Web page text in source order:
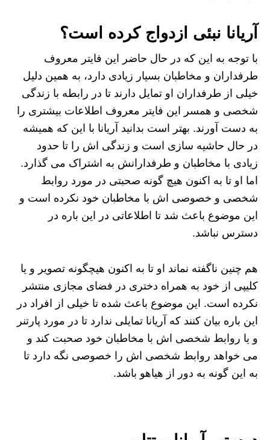
آریانا نبئی ازدواج کرده است؟
با توجه به این که در حال حاضر این فایتر معروف
طرفداران و مخاطبان بسیار زیادی دارد، به همین دلیل
خیلی از طرفداران او تمایل دارند تا در رابطه با زندگی
شخصی و همسر این فایتر معروف اطلاعات بیشتری را
به دست آورند. بهتر است بدانید آریانا با این که همیشه
در حال حاشیه سازی است و زندگی اش را تا حدود
زیادی با مخاطبان و طرفدارانش به اشتراک می‌ گذارد.
اما او تا به اکنون هیچ گونه صحبتی در مورد روابط
شخصی و خصوصی‌ اش با مخاطبان خود نکرده است و
این موضوع باعث شد تا اطلاعاتی در این باره در
دسترس نباشد.
هم چنین ناگفته نماند او تا به اکنون هیچگونه تصویر و یا
کلیپی از خود به همراه دختری در فضای مجازی منتشر
نکرده است. این موضوع باعث شده تا خیلی از افراد در
این باره بیان کنند که آریانا تمایلی ندارد تا در مورد پارتنر
و یا روابط شخصی اش با مخاطبان خود صحبت کند و
می‌ خواهد روابط شخصی‌ اش را خصوصی نگه دارد تا
به این گونه به دور از هیاهو باشد.